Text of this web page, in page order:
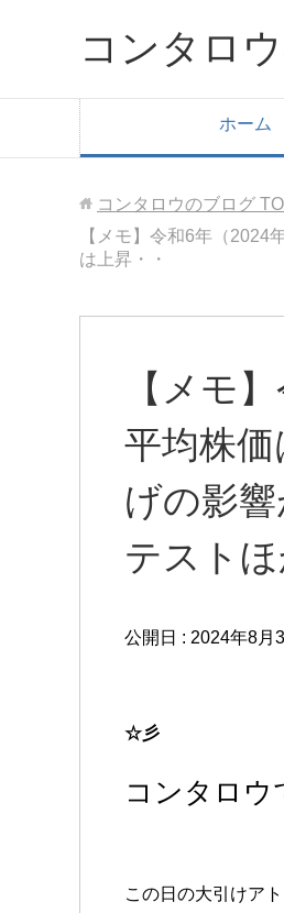
コンタロ
ホーム
コンタロウのブログ
【メモ】令和6年（
は上昇・・
【メモ
平均株
げの影
テスト
公開日 : 2024年8月
☆彡
コンタロウ
この日の大引けアト